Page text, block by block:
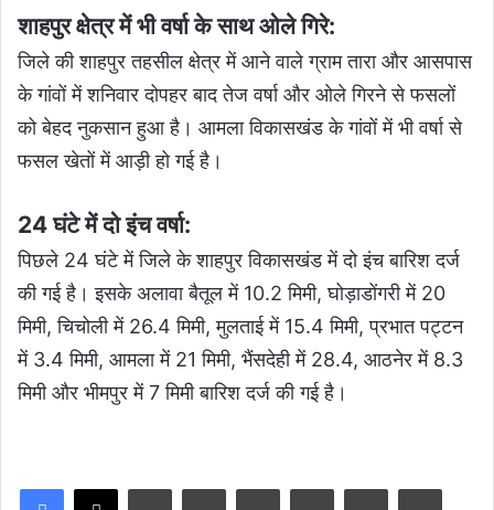
शाहपुर क्षेत्र में भी वर्षा के साथ ओले गिरे:
जिले की शाहपुर तहसील क्षेत्र में आने वाले ग्राम तारा और आसपास
के गांवों में शनिवार दोपहर बाद तेज वर्षा और ओले गिरने से फसलों
को बेहद नुकसान हुआ है। आमला विकासखंड के गांवों में भी वर्षा से
फसल खेतों में आड़ी हो गई है।
24 घंटे में दो इंच वर्षा:
पिछले 24 घंटे में जिले के शाहपुर विकासखंड में दो इंच बारिश दर्ज
की गई है। इसके अलावा बैतूल में 10.2 मिमी, घोड़ाडोंगरी में 20
मिमी, चिचोली में 26.4 मिमी, मुलताई में 15.4 मिमी, प्रभात पट्टन
में 3.4 मिमी, आमला में 21 मिमी, भैंसदेही में 28.4, आठनेर में 8.3
मिमी और भीमपुर में 7 मिमी बारिश दर्ज की गई है।